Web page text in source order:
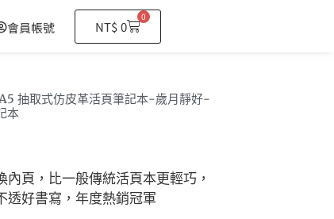
會員帳號 NT$0
0
購
物
抽取式仿皮革活頁筆記本-歲月靜好-
本
頁，比一般傳統活頁本更輕巧，
透好書寫，年度熱銷冠軍